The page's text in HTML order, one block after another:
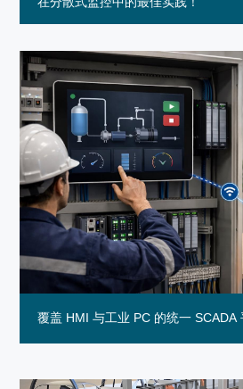
覆盖 HMI 与工业 PC 的统一 SCADA